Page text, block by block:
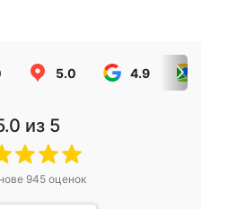
5.0 4.9
из 5
945оценок